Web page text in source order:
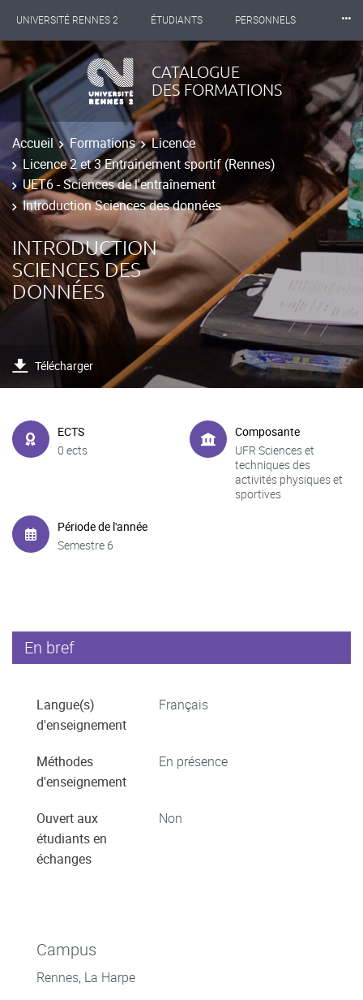
UNIVERSITÉ RENNES 2 ÉTUDIANTS PERSONNELS
INTERNATIONAL PROFESSIONNELS BIBLIOTHÈQUES
LES NOUVELLES DE RENNES 2
⸱⸱⸱
CATALOGUE
DES FORMATIONS
Accueil Formations
Licence
Licence 2 et 3 Entrainement sportif (Rennes)
UET6 - Sciences de l'entraînement
Introduction Sciences des données
INTRODUCTION
SCIENCES DES
DONNÉES
Télécharger
ECTS
0 ects
Composante
UFR Sciences et
techniques des
activités physiques et
sportives
Période de l'année
Semestre 6
En bref
Langue(s)
d'enseignement
Français
Méthodes
d'enseignement
En présence
Ouvert aux
étudiants en
échanges
Non
Campus
Rennes, La Harpe